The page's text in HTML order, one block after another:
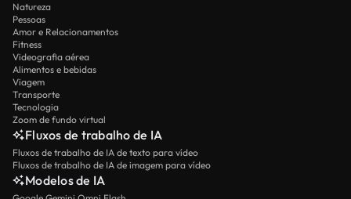
Natureza
Pessoas
Amor e Relacionamentos
Fitness
Videografia aérea
Alimentos e bebidas
Viagem
Transporte
Tecnologia
Zoom de fundo virtual
Fluxos de trabalho de IA
Fluxos de trabalho de IA de texto para vídeo
Fluxos de trabalho de IA de imagem para vídeo
Modelos de IA